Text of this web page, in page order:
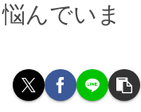
んでいま